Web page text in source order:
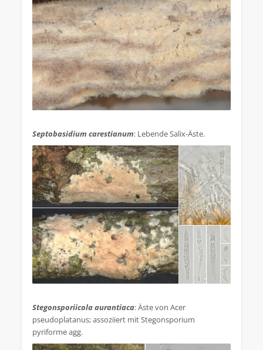
Septobasidium carestianum: Lebende Salix-Äste.
Stegonsporiicola aurantiaca: Äste von Acer
pseudoplatanus; assoziiert mit Stegonsporium
pyriforme agg.